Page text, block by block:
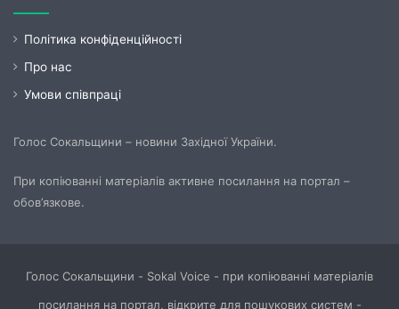
Політика конфіденційності
Про нас
Умови співпраці
Голос Сокальщини – новини Західної України.
При копіюванні матеріалів активне посилання на портал –
обов’язкове.
Голос Сокальщини - Sokal Voice - при копіюванні матеріалів
посилання на портал, відкрите для пошукових систем -